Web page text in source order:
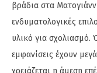
βράδια στα
ενδυματολογικές
υλικό για σχολιασμό.
εμφανίσεις έχουν
χρειάζεται η άμεση